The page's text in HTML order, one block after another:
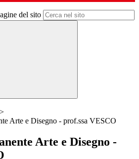
del sito
>
Arte e Disegno - prof.ssa VESCO
Arte e Disegno -